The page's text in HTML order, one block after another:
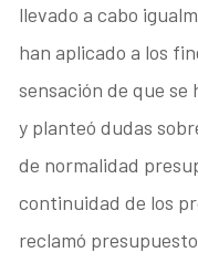
llevado a cabo
han aplicado a los
sensación de que
y planteó dudas
de normalidad
continuidad de los
reclamó